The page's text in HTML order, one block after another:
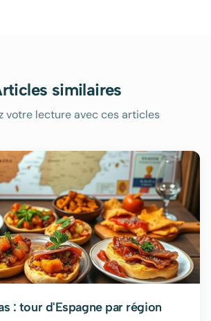
similaires
votre lecture avec ces articles
: tour d'Espagne par région